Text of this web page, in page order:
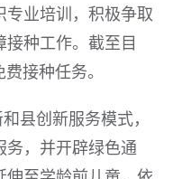
业培训，积极争取
种工作。截至目
接种任务。
县创新服务模式，
，并开辟绿色通